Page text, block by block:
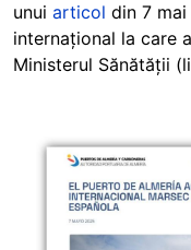
unui articol din 7
internațional la care
Ministerul Sănătății
Image